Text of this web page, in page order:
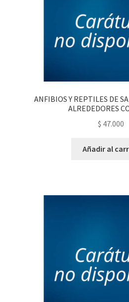
ANFIBIOS Y REPTILES DE
ALREDEDORES
$ 47.000
Añadir al